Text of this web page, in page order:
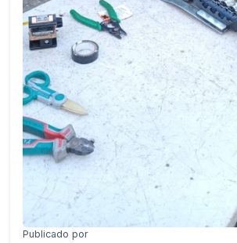
Publicado por